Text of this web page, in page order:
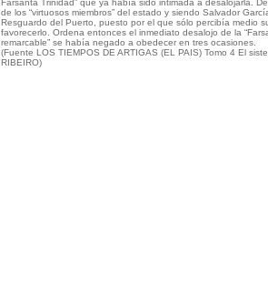
Farsanta Trinidad” que ya había sido intimada a desalojarla.
de los “virtuosos miembros” del estado y siendo Salvador
Resguardo del Puerto, puesto por el que sólo percibía medio
favorecerlo. Ordena entonces el inmediato desalojo de la
remarcable” se había negado a obedecer en tres ocasiones.
(Fuente LOS TIEMPOS DE ARTIGAS (EL PAIS) Tomo 4 El
RIBEIRO)